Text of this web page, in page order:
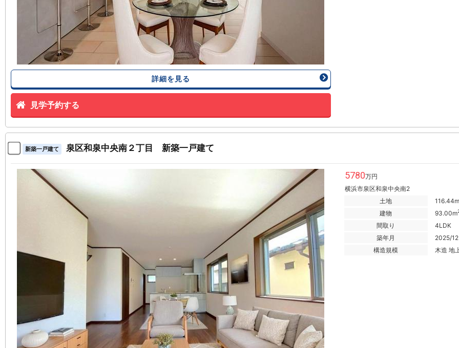
詳細を見る
見学予約する
新築一戸建て 泉区和泉中央南２丁目 新築一戸建て
5780万円
横浜市泉区和泉中央南2
土地
116.44m
建物 93.00m
間取り
4LDK
築年月
2025/12
構造規模
木造 地